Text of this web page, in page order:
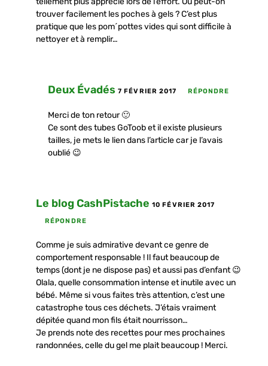
trouver facilement les poches à gels ? C’est plus
pratique que les pom´pottes vides qui sont difficile à
nettoyer et à remplir…
Deux Évadés 7 FÉVRIER 2017 RÉPONDRE
Merci de ton retour 🙂
Ce sont des tubes GoToob et il existe plusieurs
tailles, je mets le lien dans l’article car je l’avais
oublié 😉
Le blog CashPistache 10 FÉVRIER 2017
RÉPONDRE
Comme je suis admirative devant ce genre de
comportement responsable ! Il faut beaucoup de
temps (dont je ne dispose pas) et aussi pas d’enfant 😉
Olala, quelle consommation intense et inutile avec un
bébé. Même si vous faites très attention, c’est une
catastrophe tous ces déchets. J’étais vraiment
dépitée quand mon fils était nourrisson…
Je prends note des recettes pour mes prochaines
randonnées, celle du gel me plait beaucoup ! Merci.